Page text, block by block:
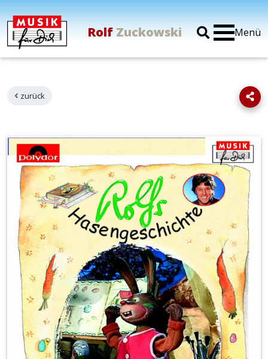
Rolf Zuckowski Menü
zurück